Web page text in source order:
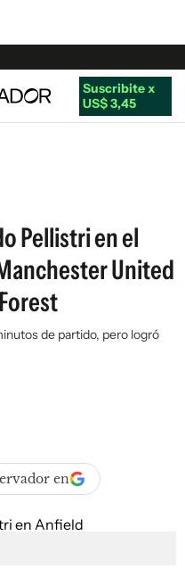
Suscribite x
US$ 3,45
Pellistri en el
United
de partido, pero logró
en